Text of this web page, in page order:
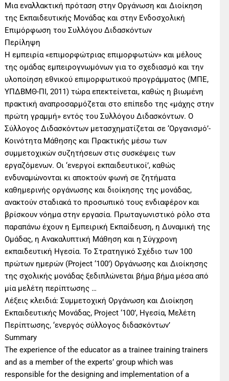
Μια εναλλακτική πρόταση στην Οργάνωση και Διοίκηση
της Εκπαιδευτικής Μονάδας και στην Ενδοσχολική
Επιμόρφωση του Συλλόγου Διδασκόντων
Περίληψη
Η εμπειρία «επιμορφώτριας επιμορφωτών» και μέλους
της ομάδας εμπειρογνωμόνων για το σχεδιασμό και την
υλοποίηση εθνικού επιμορφωτικού προγράμματος (ΜΠΕ,
ΥΠΔΒΜΘ-ΠΙ, 2011) τώρα επεκτείνεται, καθώς η βιωμένη
πρακτική αναπροσαρμόζεται στο επίπεδο της «μάχης στην
πρώτη γραμμή» εντός του Συλλόγου Διδασκόντων. Ο
Σύλλογος Διδασκόντων μετασχηματίζεται σε ‘Οργανισμό’-
Κοινότητα Μάθησης και Πρακτικής μέσω των
συμμετοχικών συζητήσεων στις συσκέψεις των
εργαζόμενων. Οι ‘ενεργοί εκπαιδευτικοί’, καθώς
ενδυναμώνονται κι αποκτούν φωνή σε ζητήματα
καθημερινής οργάνωσης και διοίκησης της μονάδας,
ανακτούν σταδιακά το προσωπικό τους ενδιαφέρον και
βρίσκουν νόημα στην εργασία. Πρωταγωνιστικό ρόλο στα
παραπάνω έχουν η Εμπειρική Εκπαίδευση, η Δυναμική της
Ομάδας, η Ανακαλυπτική Μάθηση και η Σύγχρονη
εκπαιδευτική Ηγεσία. Το Στρατηγικό Σχέδιο των 100
πρώτων ημερών (Project ‘100’) Οργάνωσης και Διοίκησης
της σχολικής μονάδας ξεδιπλώνεται βήμα βήμα μέσα από
μία μελέτη περίπτωσης …
Λέξεις κλειδιά: Συμμετοχική Οργάνωση και Διοίκηση
Εκπαιδευτικής Μονάδας, Project ‘100’, Ηγεσία, Μελέτη
Περίπτωσης, ‘ενεργός σύλλογος διδασκόντων’
Summary
The experience of the educator as a trainee training trainers
and as a member of the experts’ group which was
responsible for the designing and implementation of a